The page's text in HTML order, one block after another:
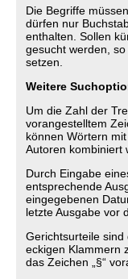
Die Begriffe
dürfen nur
enthalten. Sollen
gesucht werden,
setzen.
Weitere
Um die Zahl der
vorangestelltem
können Wörtern
Autoren kombiniert
Durch Eingabe
entsprechende
eingegebenen
letzte Ausgabe vor
Gerichtsurteile sind
eckigen Klammern
das Zeichen „§“